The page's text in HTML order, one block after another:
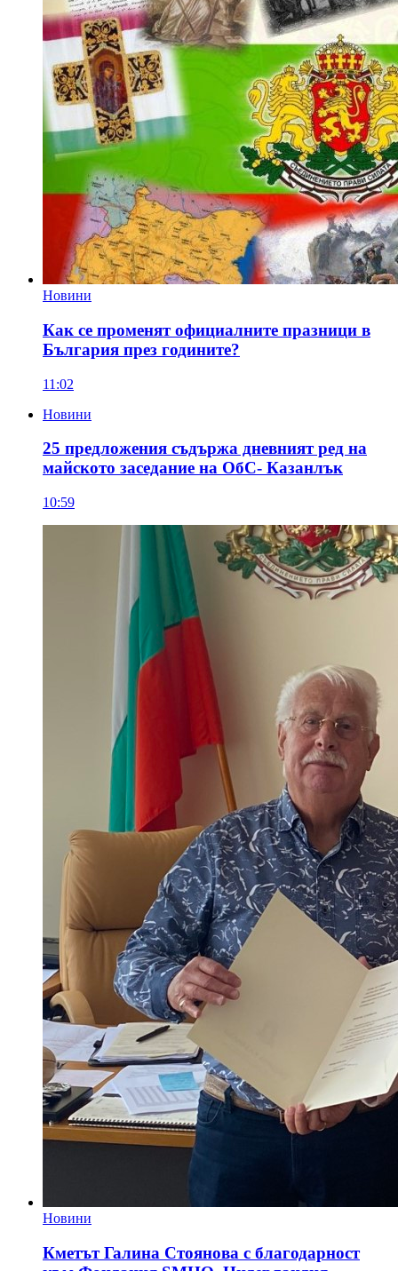
Новини
Как се променят официалните празници в
България през годините?
11:02
Новини
25 предложения съдържа дневният ред на
майското заседание на ОбС- Казанлък
10:59
Новини
Кметът Галина Стоянова с благодарност